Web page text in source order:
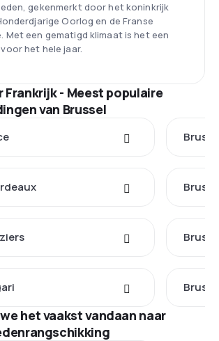
gekenmerkt door het koninkrijk
Oorlog en de Franse
Met een gematigd klimaat is het een
het hele jaar.
Frankrijk - Meest populaire
van Brussel
het vaakst vandaan naar